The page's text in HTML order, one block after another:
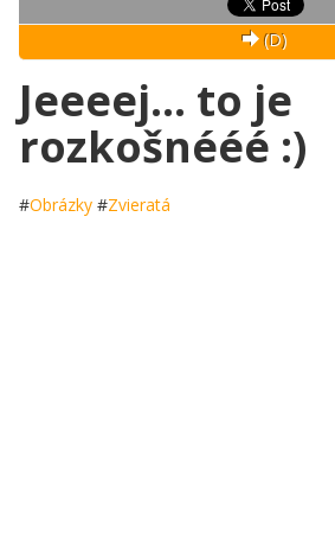
(D)
Jeeeej... to je
rozkošnééé :)
#Obrázky #Zvieratá